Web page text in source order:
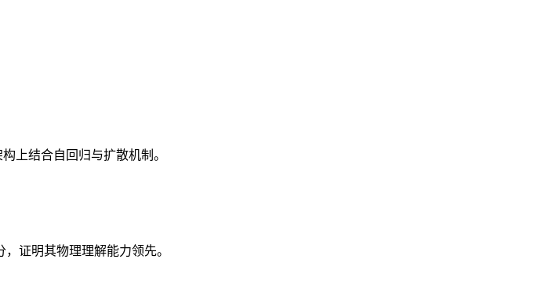
上结合自回归与扩散机制。
证明其物理理解能力领先。